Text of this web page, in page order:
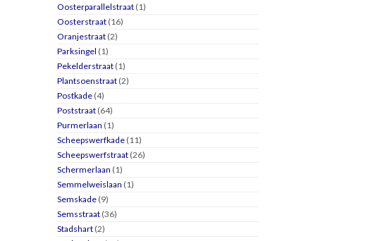
Oosterparallelstraat (1)
Oosterstraat (16)
Oranjestraat (2)
Parksingel (1)
Pekelderstraat (1)
Plantsoenstraat (2)
Postkade (4)
Poststraat (64)
Purmerlaan (1)
Scheepswerfkade (11)
Scheepswerfstraat (26)
Schermerlaan (1)
Semmelweislaan (1)
Semskade (9)
Semsstraat (36)
Stadshart (2)